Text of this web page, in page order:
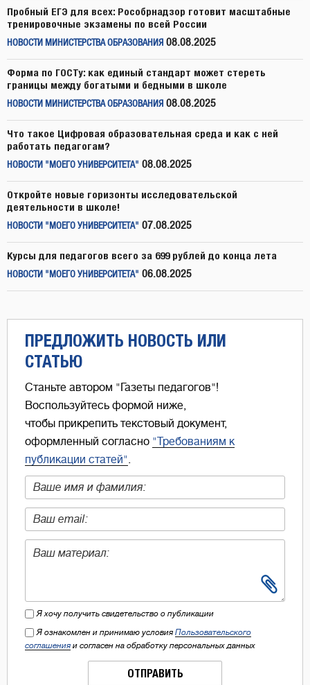
Пробный ЕГЭ для всех: Рособрнадзор готовит масштабные
тренировочные экзамены по всей России
НОВОСТИ МИНИСТЕРСТВА ОБРАЗОВАНИЯ 08.08.2025
Форма по ГОСТу: как единый стандарт может стереть
границы между богатыми и бедными в школе
НОВОСТИ МИНИСТЕРСТВА ОБРАЗОВАНИЯ 08.08.2025
Что такое Цифровая образовательная среда и как с ней
работать педагогам?
НОВОСТИ "МОЕГО УНИВЕРСИТЕТА" 08.08.2025
Откройте новые горизонты исследовательской
деятельности в школе!
НОВОСТИ "МОЕГО УНИВЕРСИТЕТА" 07.08.2025
Курсы для педагогов всего за 699 рублей до конца лета
НОВОСТИ "МОЕГО УНИВЕРСИТЕТА" 06.08.2025
ПРЕДЛОЖИТЬ НОВОСТЬ ИЛИ
СТАТЬЮ
Станьте автором "Газеты педагогов"!
Воспользуйтесь формой ниже,
чтобы прикрепить текстовый документ,
оформленный согласно "Требованиям к
публикации статей"
Я хочу получить свидетельство о публикации
Я ознакомлен и принимаю условия Пользовательского
соглашения и согласен на обработку персональных данных
ОТПРАВИТЬ